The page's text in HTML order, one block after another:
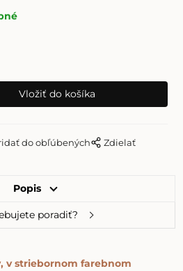
do obľúbených Zdielať
Popis
poradiť?
v striebornom farebnom